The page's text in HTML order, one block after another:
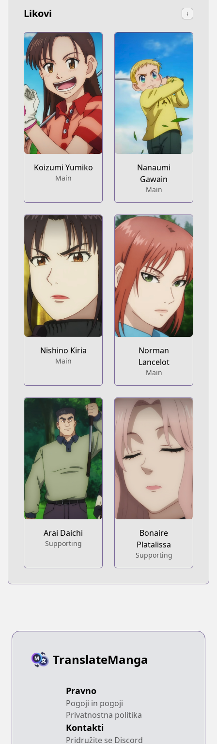
Likovi ↓
Koizumi Yumiko
Main
Nanaumi
Gawain
Main
Nishino Kiria
Main
Norman
Lancelot
Main
Arai Daichi
Supporting
Bonaire
Platalissa
Supporting
TranslateManga
Pravno
Pogoji in pogoji
Privatnostna politika
Kontakti
Pridružite se Discord